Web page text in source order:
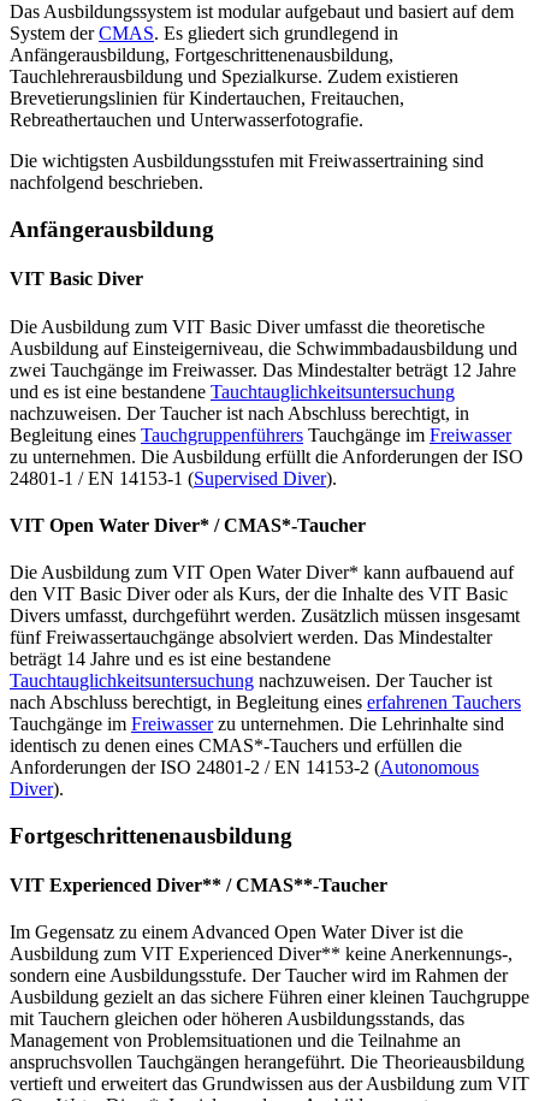
Das Ausbildungssystem ist modular aufgebaut und basiert auf dem
System derCMAS. Es gliedert sich grundlegend in
Anfängerausbildung, Fortgeschrittenenausbildung,
Tauchlehrerausbildung und Spezialkurse. Zudem existieren
Brevetierungslinien für Kindertauchen, Freitauchen,
Rebreathertauchen und Unterwasserfotografie.
Die wichtigsten Ausbildungsstufen mit Freiwassertraining sind
nachfolgend beschrieben.
Anfängerausbildung
VIT Basic Diver
Die Ausbildung zum VIT Basic Diver umfasst die theoretische
Ausbildung auf Einsteigerniveau, die Schwimmbadausbildung und
zwei Tauchgänge im Freiwasser. Das Mindestalter beträgt 12 Jahre
und es ist eine bestandene Tauchtauglichkeitsuntersuchung
nachzuweisen. Der Taucher ist nach Abschluss berechtigt, in
Begleitung eines Tauchgruppenführers Tauchgänge im Freiwasser
zu unternehmen. Die Ausbildung erfüllt die Anforderungen der ISO
24801-1 / EN 14153-1 (Supervised Diver).
VIT Open Water Diver* / CMAS*-Taucher
Die Ausbildung zum VIT Open Water Diver* kann aufbauend auf
den VIT Basic Diver oder als Kurs, der die Inhalte des VIT Basic
Divers umfasst, durchgeführt werden. Zusätzlich müssen insgesamt
fünf Freiwassertauchgänge absolviert werden. Das Mindestalter
beträgt 14 Jahre und es ist eine bestandene
Tauchtauglichkeitsuntersuchung nachzuweisen. Der Taucher ist
nach Abschluss berechtigt, in Begleitung eines erfahrenen Tauchers
Tauchgänge im Freiwasserzu unternehmen. Die Lehrinhalte sind
identisch zu denen eines CMAS*-Tauchers und erfüllen die
Anforderungen der ISO 24801-2 / EN 14153-2 (Autonomous
Diver).
Fortgeschrittenenausbildung
VIT Experienced Diver** / CMAS**-Taucher
Im Gegensatz zu einem Advanced Open Water Diver ist die
Ausbildung zum VIT Experienced Diver** keine Anerkennungs-,
sondern eine Ausbildungsstufe. Der Taucher wird im Rahmen der
Ausbildung gezielt an das sichere Führen einer kleinen Tauchgruppe
mit Tauchern gleichen oder höheren Ausbildungsstands, das
Management von Problemsituationen und die Teilnahme an
anspruchsvollen Tauchgängen herangeführt. Die Theorieausbildung
vertieft und erweitert das Grundwissen aus der Ausbildung zum VIT